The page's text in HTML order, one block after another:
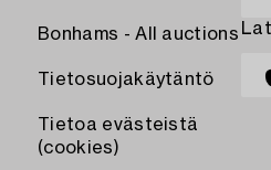
Bonhams - All auctions
Tietosuojakäytäntö
Tietoa evästeistä
(cookies)